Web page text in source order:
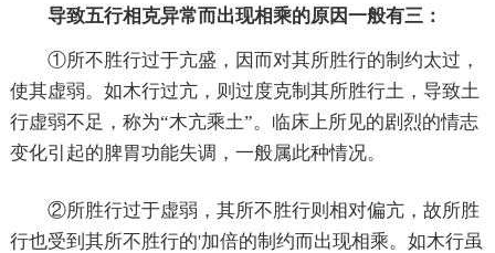
导致五行相克异常而出现相乘的原因一般有三：
①所不胜行过于亢盛，因而对其所胜行的制约太过，
使其虚弱。如木行过亢，则过度克制其所胜行土，导致土
行虚弱不足，称为“木亢乘土”。临床上所见的剧烈的情志
变化引起的脾胃功能失调，一般属此种情况。
②所胜行过于虚弱，其所不胜行则相对偏亢，故所胜
行也受到其所不胜行的'加倍的制约而出现相乘。如木行虽